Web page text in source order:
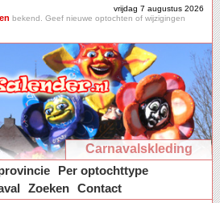
vrijdag 7 augustus 2026
bekend. Geef nieuwe optochten of wijzigingen
Carnavalskleding
Per optochttype
Zoeken Contact